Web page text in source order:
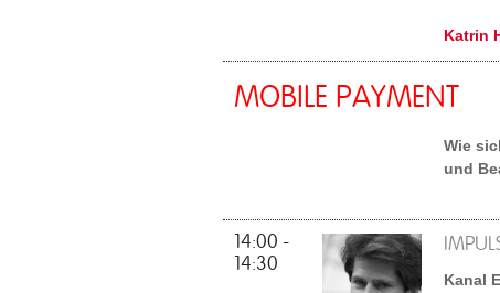
Katrin
MOBILE PAYMENT
Wie
und
14:00 -
14:30
Kanal